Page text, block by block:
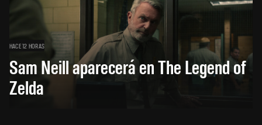
HACE 12 HORAS
Sam Neill aparecerá en The Legend of
Zelda